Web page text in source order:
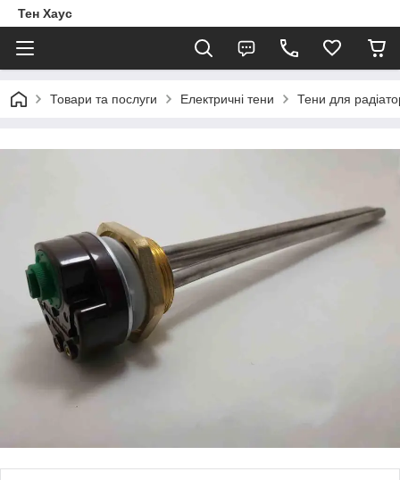
Тен Хаус
Товари та послуги Електричні тени Тени для